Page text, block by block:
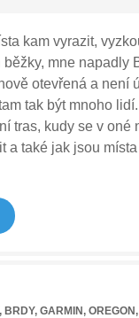
kam vyrazit,
mne napadly
otevřená a není
tak být mnoho
tras, kudy se v oné
a také jak jsou
, BRDY, GARMIN, OREGON,